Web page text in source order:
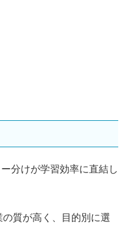
分けが学習効率に直結し
質が高く、目的別に選